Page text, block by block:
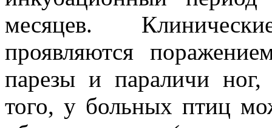
месяцев.
проявляются
парезы и параличи
того, у больных птиц